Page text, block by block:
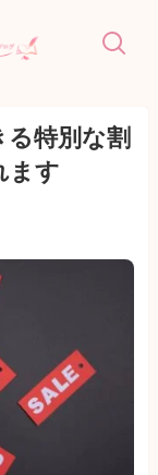
特別な割
ます